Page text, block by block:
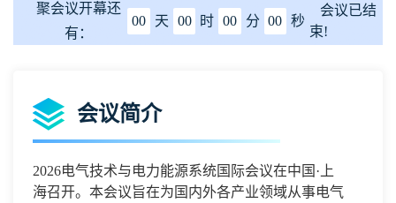
聚会议开幕还
有：
00 天 00 时 00 分 00 秒
会议已结
束!
会议简介
2026电气技术与电力能源系统国际会议在中国·上
海召开。本会议旨在为国内外各产业领域从事电气